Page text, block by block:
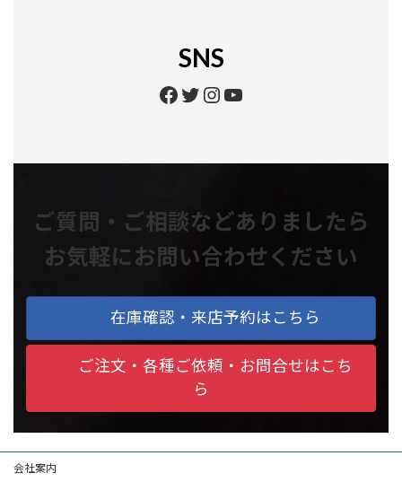
SNS
Facebook
Twitter
Instagram
YouTube
ご質問・ご相談などありましたら
お気軽にお問い合わせください
在庫確認・来店予約はこちら
ご注文・各種ご依頼・お問合せはこち
ら
会社案内